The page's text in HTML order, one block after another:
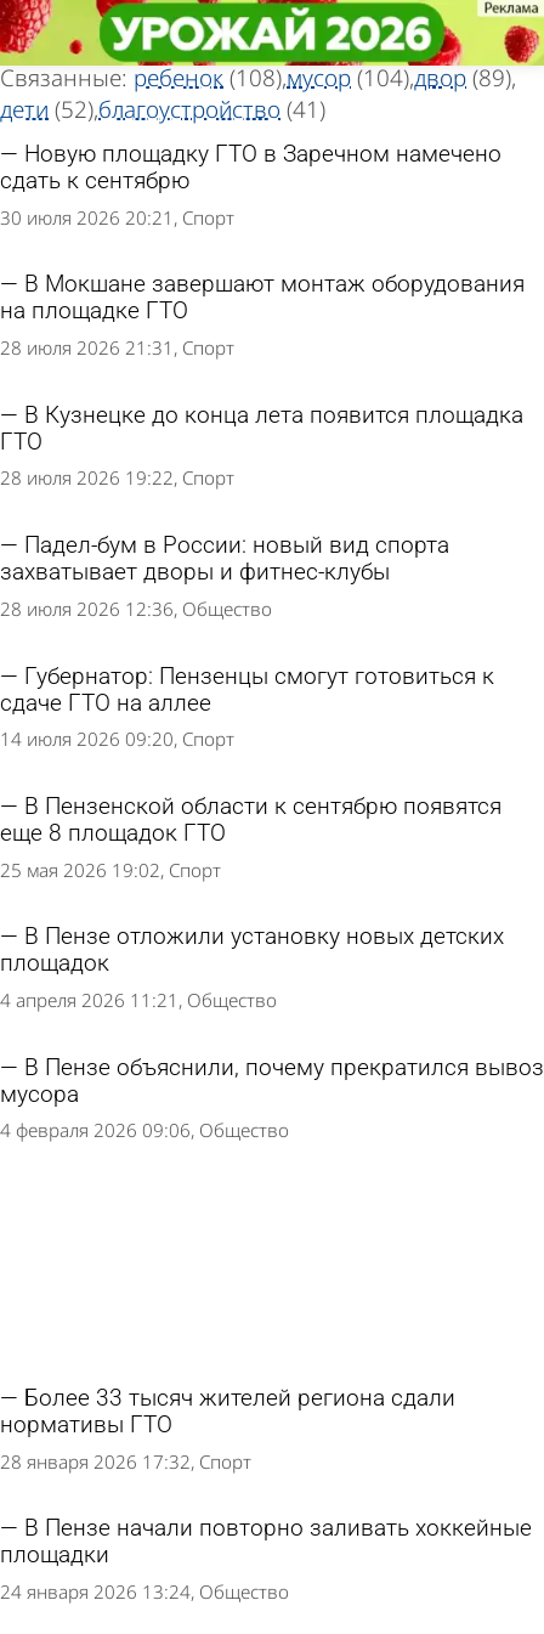
«Площадка»
Тег новостей
Всего найдено 638 новостей
Связанные: ребенок(108)мусор(104)двор(89)
дети (52)благоустройство (41)
Новую площадку ГТО в Заречном намечено
сдать к сентябрю
30 июля 2026 20:21 Спорт
В Мокшане завершают монтаж оборудования
на площадке ГТО
28 июля 2026 21:31 Спорт
В Кузнецке до конца лета появится площадка
ГТО
28 июля 2026 19:22 Спорт
Падел-бум в России: новый вид спорта
захватывает дворы и фитнес-клубы
28 июля 2026 12:36 Общество
Губернатор: Пензенцы смогут готовиться к
сдаче ГТО на аллее
14 июля 2026 09:20 Спорт
В Пензенской области к сентябрю появятся
еще 8 площадок ГТО
25 мая 2026 19:02 Спорт
В Пензе отложили установку новых детских
площадок
4 апреля 2026 11:21 Общество
В Пензе объяснили, почему прекратился вывоз
мусора
4 февраля 2026 09:06 Общество
Более 33 тысяч жителей региона сдали
нормативы ГТО
28 января 2026 17:32 Спорт
В Пензе начали повторно заливать хоккейные
площадки
24 января 2026 13:24 Общество
«Площадка»
Тег новостей